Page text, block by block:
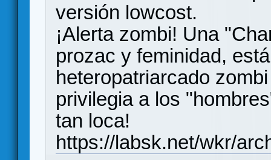
versión lowcost.
¡Alerta zombi! Una
prozac y feminidad,
heteropatriarcado
privilegia a los
tan loca!
https://labsk.net/wkr/